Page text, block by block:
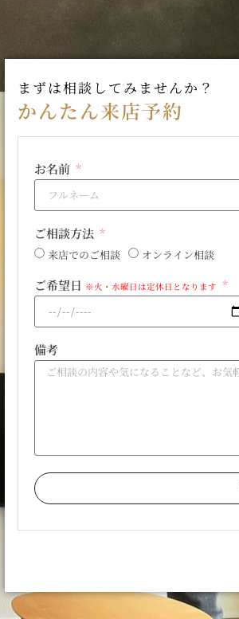
まずは相談してみませんか？
かんたん来店予約
お名前
ご相談方法
来店でのご相談 オンライン相談
ご希望日 ※火・水曜日は定休日となります
備考